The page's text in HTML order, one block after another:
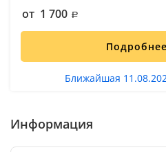
от 1 700
Подробнее
Ближайшая
Информация